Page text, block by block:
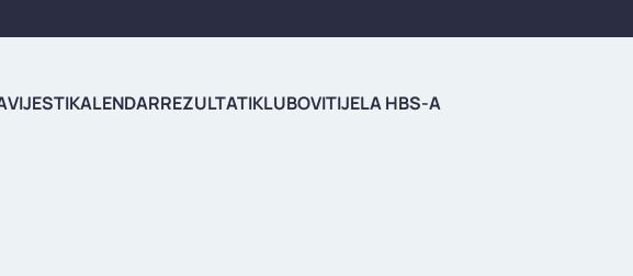
VIJESTIKALENDARREZULTATIKLUBOVITIJELA HBS-A